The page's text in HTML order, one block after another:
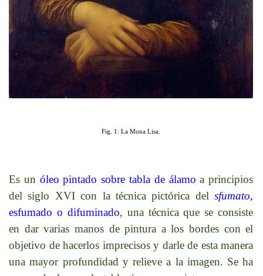
Fig. 1: La Mona Lisa.
Es un óleo pintado sobre tabla de álamo a principios
del siglo XVI con la técnica pictórica delsfumato,
esfumado o difuminado, una técnica que se consiste
en dar varias manos de pintura a los bordes con el
objetivo de hacerlos imprecisos y darle de esta manera
una mayor profundidad y relieve a la imagen. Se ha